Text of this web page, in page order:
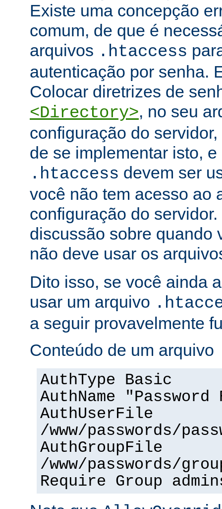
Existe uma concepção
comum, de que é
arquivos .htaccess
autenticação por senha.
Colocar diretrizes de
<Directory>, no seu
configuração do
de se implementar isto,
.htaccess devem ser
você não tem acesso ao
configuração do
discussão sobre quando
não deve usar os
Dito isso, se você ainda
usar um arquivo
a seguir provavelmente
Conteúdo de um arquivo
AuthType Basic
AuthName
AuthUserFile
/www/passwords/
AuthGroupFile
/www/passwords/
Require Group